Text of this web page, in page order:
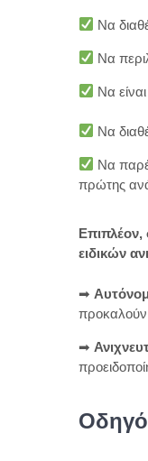
Να
Να
Να
Να
Να
πρώτης
Επιπλέον,
ειδικών
➡
προκαλούν
➡